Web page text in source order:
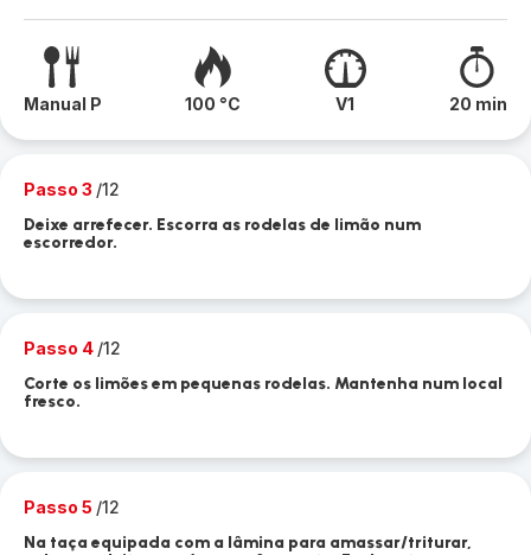
Manual P 100 °C V1 20 min
Passo 3 /12
Deixe arrefecer. Escorra as rodelas de limão num
escorredor.
Passo 4 /12
Corte os limões em pequenas rodelas. Mantenha num local
fresco.
Passo 5 /12
Na taça equipada com a lâmina para amassar/triturar,